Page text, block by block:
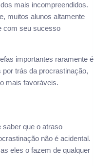
mais incompreendidos.
muitos alunos altamente
com seu sucesso
importantes raramente é
trás da procrastinação,
mais favoráveis.
saber que o atraso
não é acidental.
eles o fazem de qualquer